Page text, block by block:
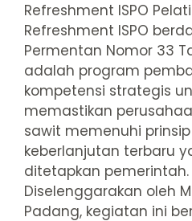
Refreshment ISPO
Refreshment ISPO
Permentan Nomor 33
adalah program
kompetensi strategis
memastikan
sawit memenuhi
keberlanjutan terbaru
ditetapkan pemerintah.
Diselenggarakan oleh
Padang, kegiatan ini